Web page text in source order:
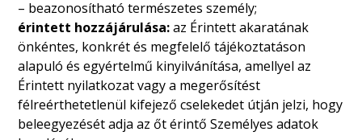
– beazonosítható természetes személy;
érintett hozzájárulása:az Érintett akaratának
önkéntes, konkrét és megfelelő tájékoztatáson
alapuló és egyértelmű kinyilvánítása, amellyel az
Érintett nyilatkozat vagy a megerősítést
félreérthetetlenül kifejező cselekedet útján jelzi, hogy
beleegyezését adja az őt érintő Személyes adatok